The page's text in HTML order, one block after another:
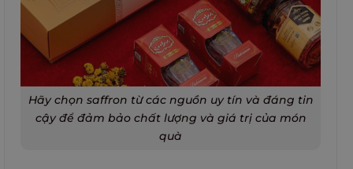
Hãy chọn saffron từ các nguồn uy tín và đáng tin
cậy để đảm bảo chất lượng và giá trị của món
quà